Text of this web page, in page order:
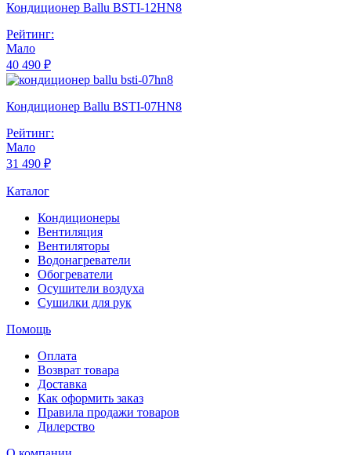
Кондиционер Ballu BSTI-12HN8
Рейтинг:
Мало
40 490 ₽
Кондиционер Ballu BSTI-07HN8
Рейтинг:
Мало
31 490 ₽
Каталог
Кондиционеры
Вентиляция
Вентиляторы
Водонагреватели
Обогреватели
Осушители воздуха
Сушилки для рук
Помощь
Оплата
Возврат товара
Доставка
Как оформить заказ
Правила продажи товаров
Дилерство